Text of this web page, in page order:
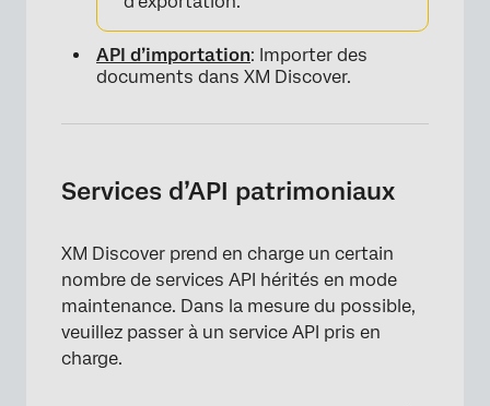
API d’importation: Importer des
documents dans XM Discover.
Services d’API patrimoniaux
XM Discover prend en charge un certain
nombre de services API hérités en mode
maintenance. Dans la mesure du possible,
veuillez passer à un service API pris en
charge.